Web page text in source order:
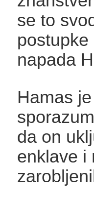
se to
napada
Hamas
da on
enklave i